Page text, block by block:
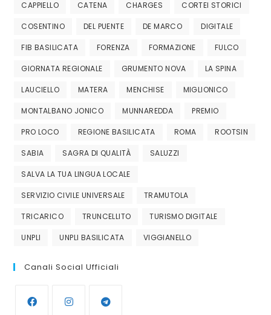
CAPPIELLO CATENA CHARGES CORTEI STORICI
COSENTINO DEL PUENTE DE MARCO DIGITALE
FIB BASILICATA FORENZA FORMAZIONE FULCO
GIORNATA REGIONALE GRUMENTO NOVA LA SPINA
LAUCIELLO MATERA MENCHISE MIGLIONICO
MONTALBANO JONICO MUNNAREDDA PREMIO
PRO LOCO REGIONE BASILICATA ROMA ROOTSIN
SABIA SAGRA DI QUALITÀ SALUZZI
SALVA LA TUA LINGUA LOCALE
SERVIZIO CIVILE UNIVERSALE TRAMUTOLA
TRICARICO TRUNCELLITO TURISMO DIGITALE
UNPLI UNPLI BASILICATA VIGGIANELLO
Canali Social Ufficiali